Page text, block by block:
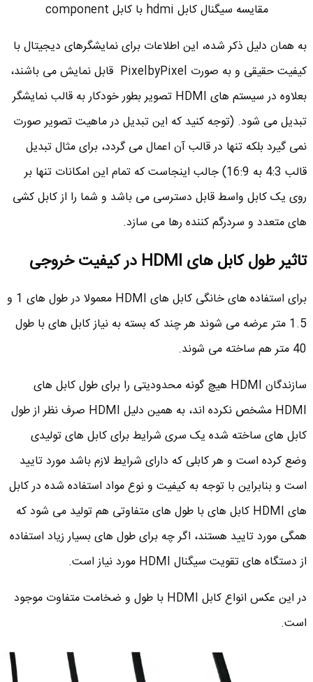
مقایسه سیگنال کابل hdmi با کابل component
به همان دلیل ذکر شده، این اطلاعات برای نمایشگرهای دیجیتال با
کیفیت حقیقی و به صورت PixelbyPixel قابل نمایش می باشند،
بعلاوه در سیستم های HDMI تصویر بطور خودکار به قالب نمایشگر
تبدیل می شود. (توجه کنید که این تبدیل در ماهیت تصویر صورت
نمی گیرد بلکه تنها در قالب آن اعمال می گردد، برای مثال تبدیل
قالب 4:3 به 16:9) جالب اینجاست که تمام این امکانات تنها بر
روی یک کابل واسط قابل دسترسی می باشد و شما را از کابل کشی
های متعدد و سردرگم کننده رها می سازد.
تاثیر طول کابل های HDMI در کیفیت خروجی
برای استفاده های خانگی کابل های HDMI معمولا در طول های 1 و
1.5 متر عرضه می شوند هر چند که بسته به نیاز کابل های با طول
40 متر هم ساخته می شوند.
سازندگان HDMI هیچ گونه محدودیتی را برای طول کابل های
HDMI مشخص نکرده اند، به همین دلیل HDMI صرف نظر از طول
کابل های ساخته شده یک سری شرایط برای کابل های تولیدی
وضع کرده است و هر کابلی که دارای شرایط لازم باشد مورد تایید
است و بنابراین با توجه به کیفیت و نوع مواد استفاده شده در کابل
های HDMI کابل های با طول های متفاوتی هم تولید می شود که
همگی مورد تایید هستند، اگر چه برای طول های بسیار زیاد استفاده
از دستگاه های تقویت سیگنال HDMI مورد نیاز است.
در این عکس انواع کابل HDMI با طول و ضخامت متفاوت موجود
است.